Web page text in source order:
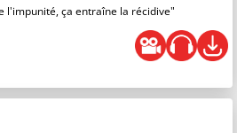
l'impunité, ça entraîne la récidive"